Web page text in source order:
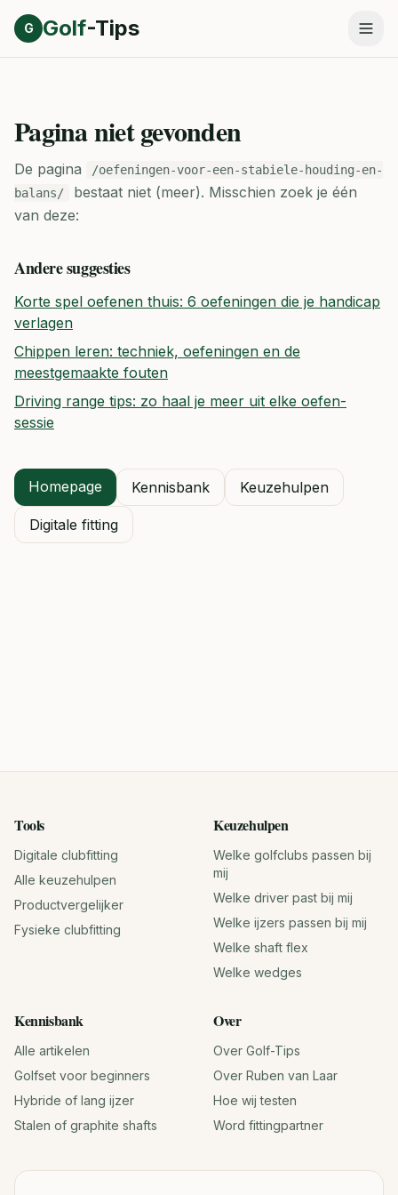
Direct naar inhoud
G Golf-Tips
Pagina niet gevonden
De pagina
/oefeningen-voor-een-stabiele-houding-en-
balans/
bestaat niet (meer). Misschien zoek je één
van deze:
Andere suggesties
Korte spel oefenen thuis: 6 oefeningen die je handicap
verlagen
Chippen leren: techniek, oefeningen en de
meestgemaakte fouten
Driving range tips: zo haal je meer uit elke oefen-
sessie
Homepage Kennisbank Keuzehulpen
Digitale fitting
Tools
Digitale clubfitting
Alle keuzehulpen
Productvergelijker
Fysieke clubfitting
Keuzehulpen
Welke golfclubs passen bij
mij
Welke driver past bij mij
Welke ijzers passen bij mij
Welke shaft flex
Welke wedges
Kennisbank
Alle artikelen
Golfset voor beginners
Hybride of lang ijzer
Stalen of graphite shafts
Over
Over Golf-Tips
Over Ruben van Laar
Hoe wij testen
Word fittingpartner